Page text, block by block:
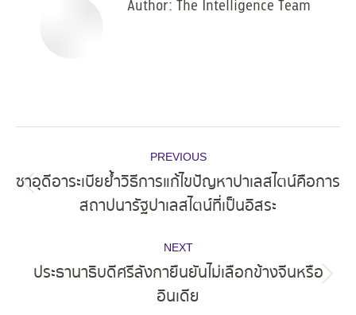
Author: The Intelligence Team
navigation
PREVIOUS
Previous
post:
ซาอุดีอาระเบียย้ำวิธีการแก้ไขปัญหาปาเลสไตน์คือการ
สถาปนารัฐปาเลสไตน์ที่เป็นอิสระ
NEXT
post:
ประธานาธิบดีศรีลังกายืนยันไม่เลือกข้างจีนหรือ
อินเดีย